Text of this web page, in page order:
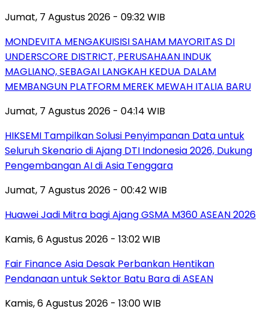
Jumat, 7 Agustus 2026 - 09:32 WIB
MONDEVITA MENGAKUISISI SAHAM MAYORITAS DI
UNDERSCORE DISTRICT, PERUSAHAAN INDUK
MAGLIANO, SEBAGAI LANGKAH KEDUA DALAM
MEMBANGUN PLATFORM MEREK MEWAH ITALIA BARU
Jumat, 7 Agustus 2026 - 04:14 WIB
HIKSEMI Tampilkan Solusi Penyimpanan Data untuk
Seluruh Skenario di Ajang DTI Indonesia 2026, Dukung
Pengembangan AI di Asia Tenggara
Jumat, 7 Agustus 2026 - 00:42 WIB
Huawei Jadi Mitra bagi Ajang GSMA M360 ASEAN 2026
Kamis, 6 Agustus 2026 - 13:02 WIB
Fair Finance Asia Desak Perbankan Hentikan
Pendanaan untuk Sektor Batu Bara di ASEAN
Kamis, 6 Agustus 2026 - 13:00 WIB